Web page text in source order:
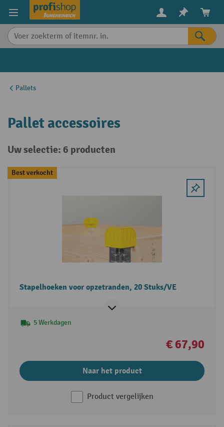
content
Pallets
Pallet accessoires
Uw selectie: 6 producten
Best verkocht
Stapelhoeken voor opzetranden, 20 Stuks/VE
5 Werkdagen
€ 67,90
Naar het product
Product vergelijken